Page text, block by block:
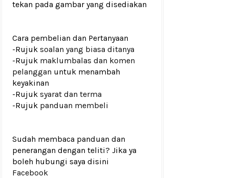
tekan pada gambar yang disediakan
Cara pembelian dan Pertanyaan
-Rujuk soalan yang biasa ditanya
-Rujuk maklumbalas dan komen
pelanggan untuk menambah
keyakinan
-Rujuk syarat dan terma
-Rujuk panduan membeli
Sudah membaca panduan dan
penerangan dengan teliti? Jika ya
boleh hubungi saya disini
Facebook